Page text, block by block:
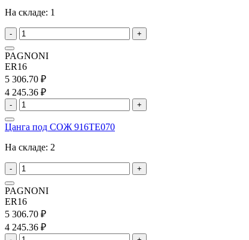
На складе: 1
- +
PAGNONI
ER16
5 306.70 ₽
4 245.36 ₽
- +
Цанга под СОЖ 916TE070
На складе: 2
- +
PAGNONI
ER16
5 306.70 ₽
4 245.36 ₽